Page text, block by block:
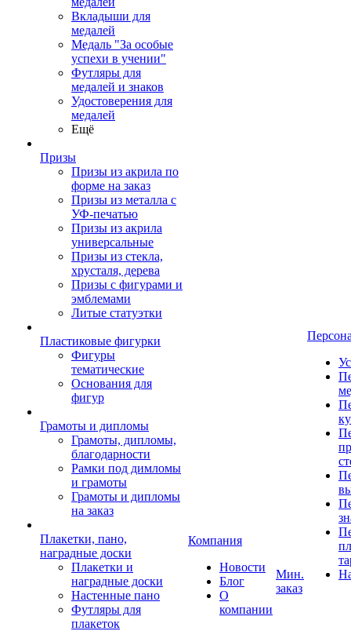
Вкладыши для
медалей
Медаль "За особые
успехи в учении"
Футляры для
медалей и знаков
Удостоверения для
медалей
Ещё
Призы
Призы из акрила по
форме на заказ
Призы из металла с
УФ-печатью
Призы из акрила
универсальные
Призы из стекла,
хрусталя, дерева
Призы с фигурами и
эмблемами
Литые статуэтки
Пластиковые фигурки
Фигуры
тематические
Основания для
фигур
Грамоты и дипломы
Грамоты, дипломы,
благодарности
Рамки под димломы
и грамоты
Грамоты и дипломы
на заказ
Плакетки, пано,
наградные доски
Плакетки и
наградные доски
Настенные пано
Футляры для
плакеток
Компания
Новости
Блог
О
компании
Мин.
заказ